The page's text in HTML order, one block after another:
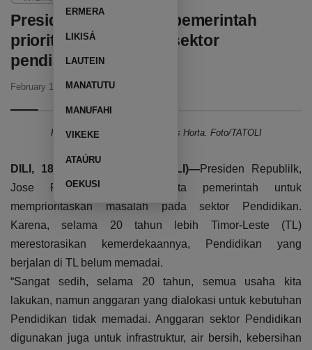
ERMERA
LIKISÁ
LAUTEIN
MANATUTU
MANUFAHI
VIKEKE
ATAÚRU
OEKUSI
Presiden Horta minta pemerintah
prioritaskan masalah sektor
pendidikan
February 18, 2023 02:01 PM
Presiden Republik, José Ramos Horta. Foto/TATOLI
DILI, 18 Februari 2023 (TATOLI)—Presiden Republilk,
Jose Ramos Horta meminta pemerintah untuk
memprioritaskan masalah pada sektor Pendidikan.
Karena, selama 20 tahun lebih Timor-Leste (TL)
merestorasikan kemerdekaannya, Pendidikan yang
berjalan di TL belum memadai.
“Sangat sedih, selama 20 tahun, semua usaha kita
lakukan, namun anggaran yang dialokasi untuk kebutuhan
Pendidikan tidak memadai. Anggaran sektor Pendidikan
digunakan juga untuk infrastruktur, air bersih, kebersihan